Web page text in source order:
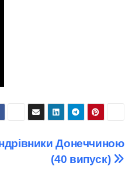
Донеччиною
(40 випуск)